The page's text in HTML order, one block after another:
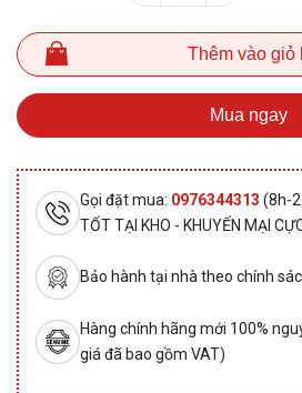
Thêm vào giỏ
Mua ngay
Gọi đặt mua: 0976344313 (8h-
TỐT TẠI KHO - KHUYẾN MẠI CỰC
Bảo hành tại nhà theo chính
Hàng chính hãng mới 100%
giá đã bao gồm VAT)